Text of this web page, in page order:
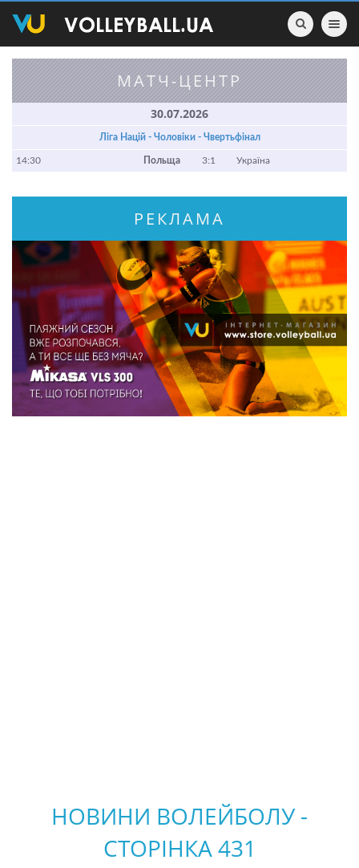
Toggle
МАТЧ-ЦЕНТР
30.07.2026
Ліга Націй - Чоловіки - Чвертьфінал
14:30 Польща 3:1 Україна
РЕКЛАМА
НОВИНИ ВОЛЕЙБОЛУ -
СТОРІНКА 431